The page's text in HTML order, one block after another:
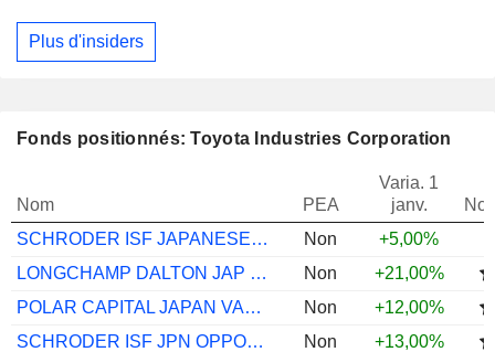
Plus d'insiders
Fonds positionnés: Toyota Industries Corporation
Nom PEA
Varia. 1
janv.
SCHRODER ISF JAPANESE EQ A ACC JPY
Non
+5,00%
LONGCHAMP DALTON JAP LNG UCITS I2UH
Non
+21,00%
POLAR CAPITAL JAPAN VALUE S
Non
+12,00%
SCHRODER ISF JPN OPPORTS C ACC JPY
Non
+13,00%